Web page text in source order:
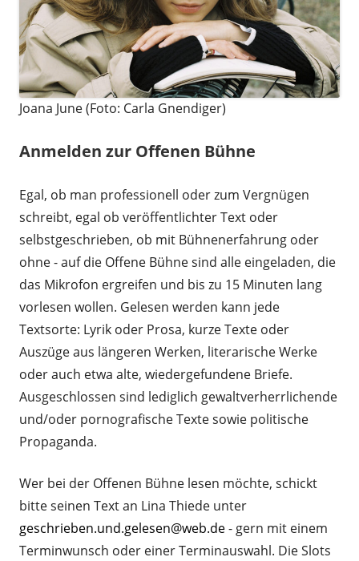
Joana June (Foto: Carla Gnendiger)
Anmelden zur Offenen Bühne
Egal, ob man professionell oder zum Vergnügen
schreibt, egal ob veröffentlichter Text oder
selbstgeschrieben, ob mit Bühnenerfahrung oder
ohne - auf die Offene Bühne sind alle eingeladen, die
das Mikrofon ergreifen und bis zu 15 Minuten lang
vorlesen wollen. Gelesen werden kann jede
Textsorte: Lyrik oder Prosa, kurze Texte oder
Auszüge aus längeren Werken, literarische Werke
oder auch etwa alte, wiedergefundene Briefe.
Ausgeschlossen sind lediglich gewaltverherrlichende
und/oder pornografische Texte sowie politische
Propaganda.
Wer bei der Offenen Bühne lesen möchte, schickt
bitte seinen Text an Lina Thiede unter
geschrieben.und.gelesen@web.de- gern mit einem
Terminwunsch oder einer Terminauswahl. Die Slots